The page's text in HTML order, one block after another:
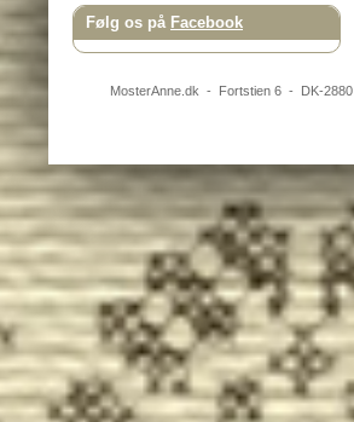
Følg os på Facebook
MosterAnne.dk - Fortstien 6- DK-2880